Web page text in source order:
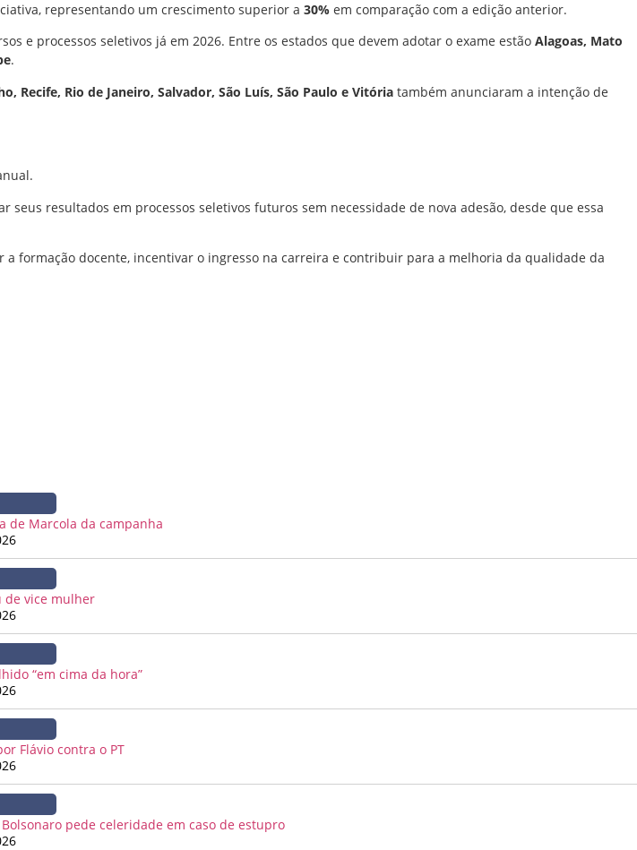
representando um crescimento superior a 30% em comparação com a edição anterior.
e processos seletivos já em 2026. Entre os estados que devem adotar o exame estão Alagoas, Mato
.
Recife, Rio de Janeiro, Salvador, São Luís, São Paulo e Vitória também anunciaram a intenção de
resultados em processos seletivos futuros sem necessidade de nova adesão, desde que essa
a formação docente, incentivar o ingresso na carreira e contribuir para a melhoria da qualidade da
de Marcola da campanha
de vice mulher
“em cima da hora”
Flávio contra o PT
pede celeridade em caso de estupro